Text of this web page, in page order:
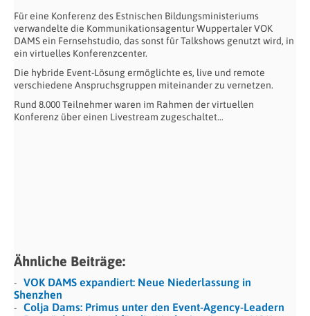
Für eine Konferenz des Estnischen Bildungsministeriums
verwandelte die Kommunikationsagentur Wuppertaler VOK
DAMS ein Fernsehstudio, das sonst für Talkshows genutzt wird, in
ein virtuelles Konferenzcenter.
Die hybride Event-Lösung ermöglichte es, live und remote
verschiedene Anspruchsgruppen miteinander zu vernetzen.
Rund 8.000 Teilnehmer waren im Rahmen der virtuellen
Konferenz über einen Livestream zugeschaltet…
Ähnliche Beiträge:
VOK DAMS expandiert: Neue Niederlassung in
Shenzhen
Colja Dams: Primus unter den Event-Agency-Leadern